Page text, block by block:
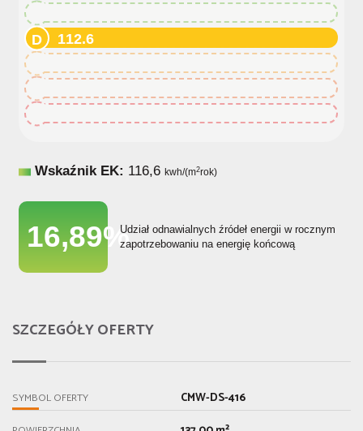
112.6
Wskaźnik EK: 116,6 kwh/(m2rok)
16,89%Udział odnawialnych źródeł energii w rocznym
zapotrzebowaniu na energię końcową
SZCZEGÓŁY OFERTY
SYMBOL OFERTY CMW-DS-416